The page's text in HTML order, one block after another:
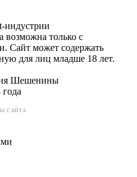
индустрии
возможна только с
Сайт может содержать
для лиц младше 18 лет.
Шешенины
САЙТА: